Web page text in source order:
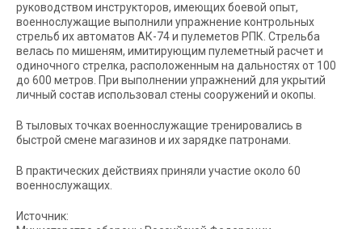
руководством инструкторов, имеющих боевой опыт,
военнослужащие выполнили упражнение контрольных
стрельб их автоматов АК-74 и пулеметов РПК. Стрельба
велась по мишеням, имитирующим пулеметный расчет и
одиночного стрелка, расположенным на дальностях от 100
до 600 метров. При выполнении упражнений для укрытий
личный состав использовал стены сооружений и окопы.
В тыловых точках военнослужащие тренировались в
быстрой смене магазинов и их зарядке патронами.
В практических действиях приняли участие около 60
военнослужащих.
Источник: